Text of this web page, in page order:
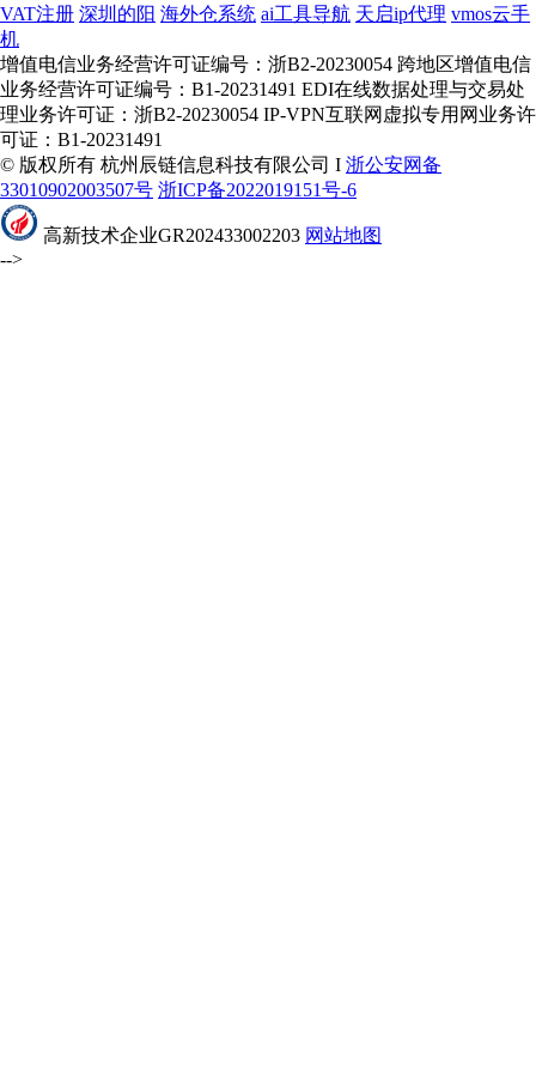
VAT注册 深圳的阳 海外仓系统 ai工具导航 天启ip代理 vmos云手
机
增值电信业务经营许可证编号：浙B2-20230054 跨地区增值电信
业务经营许可证编号：B1-20231491 EDI在线数据处理与交易处
理业务许可证：浙B2-20230054 IP-VPN互联网虚拟专用网业务许
可证：B1-20231491
© 版权所有 杭州辰链信息科技有限公司 I 浙公安网备
33010902003507号 浙ICP备2022019151号-6
高新技术企业GR202433002203 网站地图
-->